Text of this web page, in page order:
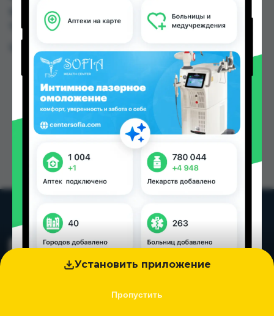
Установить приложение
Пропустить
9.50 TJS в Душанбе и других городах
Таджикистана